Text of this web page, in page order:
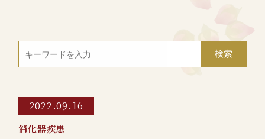
2022.09.16
消化器疾患